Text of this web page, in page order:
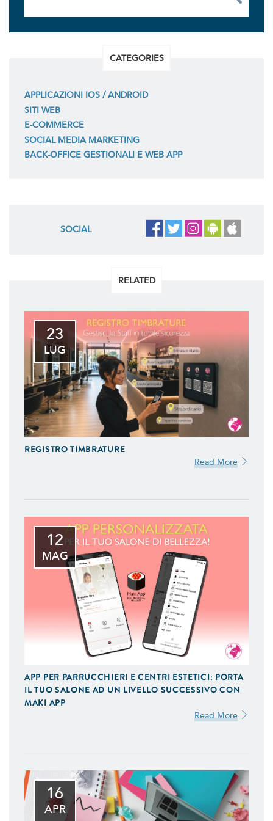
CATEGORIES
APPLICAZIONI IOS / ANDROID
SITI WEB
E-COMMERCE
SOCIAL MEDIA MARKETING
BACK-OFFICE GESTIONALI E WEB APP
SOCIAL
RELATED
23
LUG
REGISTRO TIMBRATURE
Read More
12
MAG
APP PER PARRUCCHIERI E CENTRI ESTETICI: PORTA
IL TUO SALONE AD UN LIVELLO SUCCESSIVO CON
MAKI APP
Read More
16
APR